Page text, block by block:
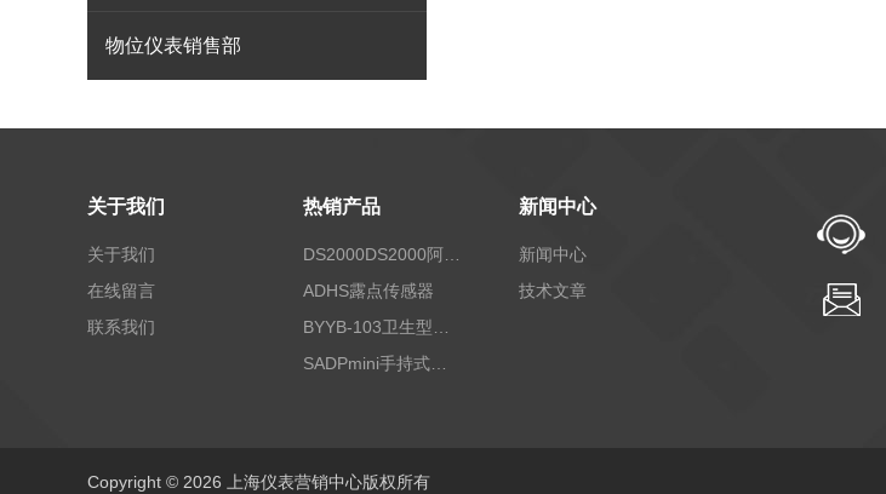
物位仪表销售部
关于我们
关于我们
在线留言
联系我们
热销产品
ADHS露点传感器
新闻中心
新闻中心
技术文章
Copyright © 2026 上海仪表营销中心版权所有